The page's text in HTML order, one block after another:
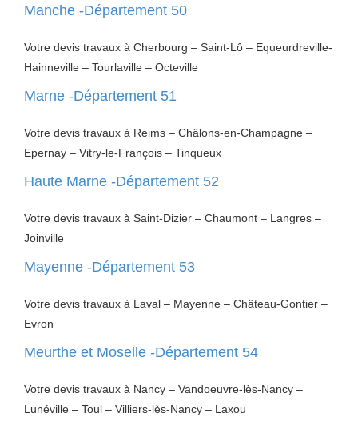
Manche -Département 50
Votre devis travaux à Cherbourg – Saint-Lô – Equeurdreville-
Hainneville – Tourlaville – Octeville
Marne -Département 51
Votre devis travaux à Reims – Châlons-en-Champagne –
Epernay – Vitry-le-François – Tinqueux
Haute Marne -Département 52
Votre devis travaux à Saint-Dizier – Chaumont – Langres –
Joinville
Mayenne -Département 53
Votre devis travaux à Laval – Mayenne – Château-Gontier –
Evron
Meurthe et Moselle -Département 54
Votre devis travaux à Nancy – Vandoeuvre-lès-Nancy –
Lunéville – Toul – Villiers-lès-Nancy – Laxou